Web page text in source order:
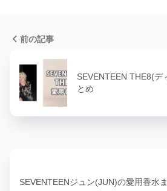
前の記事
SEVENTEEN THE8(デ
とめ
SEVENTEENジュン(JUN)の愛用香水